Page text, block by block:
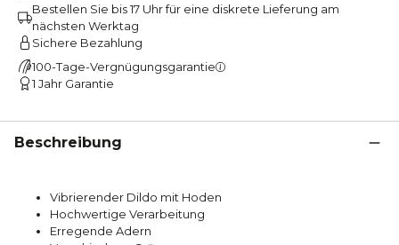
Bestellen Sie bis 17 Uhr für eine diskrete Lieferung am
nächsten Werktag
Sichere Bezahlung
100-Tage-Vergnügungsgarantie
1 Jahr Garantie
Beschreibung
Vibrierender Dildo mit Hoden
Hochwertige Verarbeitung
Erregende Adern